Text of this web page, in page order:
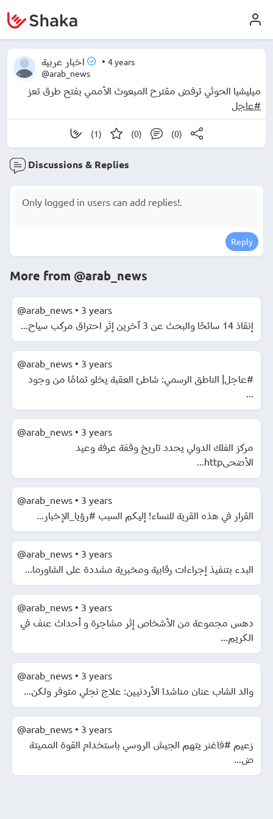
اخبار عربية • 4 years
@arab_news
ميليشيا الحوثي ترفض مقترح المبعوث الأممي بفتح طرق تعز
#عاجل
(1) (0) (0)
Discussions & Replies
Reply
More from @arab_news
@arab_news • 3 years
إنقاذ 14 سائحًا والبحث عن 3 آخرين إثر احتراق مركب سياح...
@arab_news • 3 years
#عاجل| الناطق الرسمي: شاطئ العقبة يخلو تمامًا من وجود
...
@arab_news • 3 years
مركز الفلك الدولي يحدد تاريخ وقفة عرفة وعيد
الأضحىhttp...
@arab_news • 3 years
القرار في هذه القرية للنساء! إليكم السبب #رؤيا_الإخبار...
@arab_news • 3 years
البدء بتنفيذ إجراءات رقابية ومخبرية مشددة على الشاورما...
@arab_news • 3 years
دهس مجموعة من الأشخاص إثر مشاجرة و أحداث عنف في
الكريم...
@arab_news • 3 years
والد الشاب عنان مناشدا الأردنيين: علاج نجلي متوفر ولكن...
@arab_news • 3 years
زعيم #فاغنر يتهم الجيش الروسي باستخدام القوة المميتة
ض...